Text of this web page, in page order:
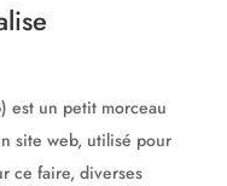
est un petit morceau
site web, utilisé pour
ce faire, diverses